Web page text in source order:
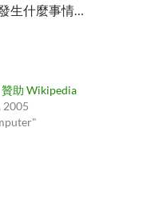
生什麼事情…
助 Wikipedia
2005